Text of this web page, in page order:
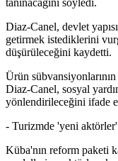
tanınacağını söyledi.
Diaz-Canel, devlet
getirmek istediklerini
düşürüleceğini kaydetti.
Ürün
Diaz-Canel, sosyal
yönlendirileceğini ifade
- Turizmde 'yeni
Küba'nın reform paketi